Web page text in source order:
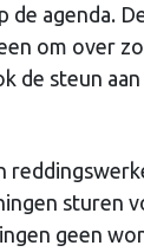
de agenda.
om over
de steun
sturen
geen